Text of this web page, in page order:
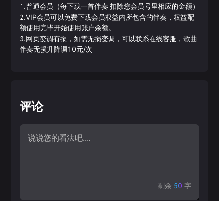
1.普通会员（每下载一首伴奏 扣除您会员号里相应的金额）
2.VIP会员可以免费下载会员权益内所包含的伴奏，权益配
额使用完毕开始使用账户余额。
3.网页变调有损，如需无损变调，可以联系在线客服，歌曲
伴奏无损升降调10元/次
评论
剩余 50 字